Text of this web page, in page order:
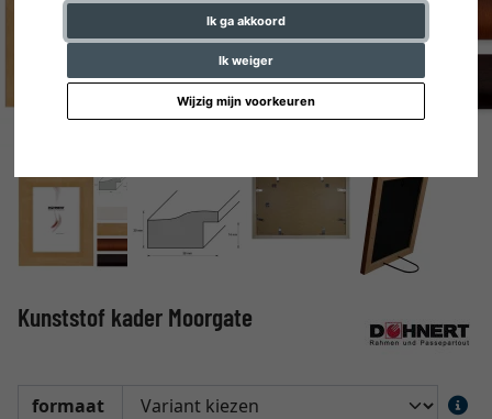
Ik ga akkoord
Ik weiger
Wijzig mijn voorkeuren
Kunststof kader Moorgate
formaat